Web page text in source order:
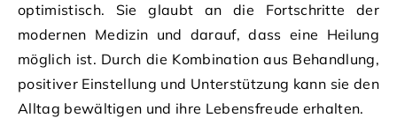
optimistisch. Sie glaubt an die Fortschritte der
modernen Medizin und darauf, dass eine Heilung
möglich ist. Durch die Kombination aus Behandlung,
positiver Einstellung und Unterstützung kann sie den
Alltag bewältigen und ihre Lebensfreude erhalten.